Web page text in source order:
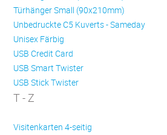
Türhänger Small (90x210mm)
Unbedruckte C5 Kuverts - Sameday
Unisex Färbig
USB Credit Card
USB Smart Twister
USB Stick Twister
T - Z
Visitenkarten 4-seitig